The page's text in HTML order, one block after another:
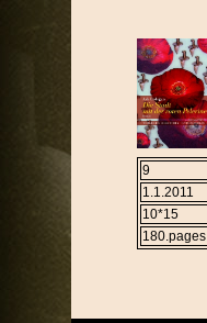
9
1.1.2011
10*15
180.pages